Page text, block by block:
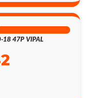
18 47P VIPAL